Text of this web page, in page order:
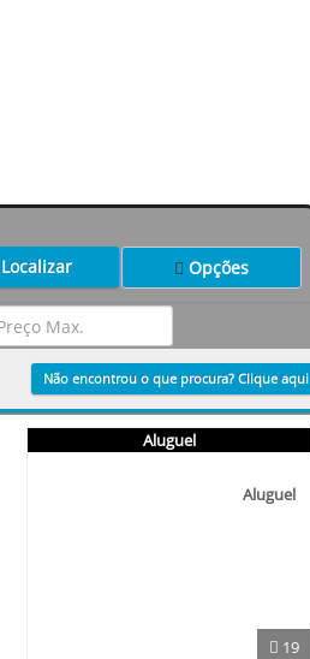
Localizar Opções
Localizar
Não encontrou o que procura? Clique aqui
Aluguel
19
Aluguel